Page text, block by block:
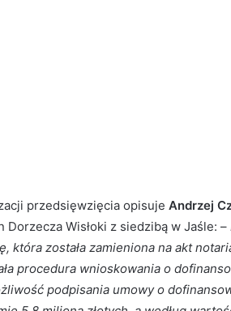
przedsięwzięcia opisuje Andrzej
Wisłoki z siedzibą w Jaśle: –
która została zamieniona na akt
procedura wnioskowania o
podpisania umowy o